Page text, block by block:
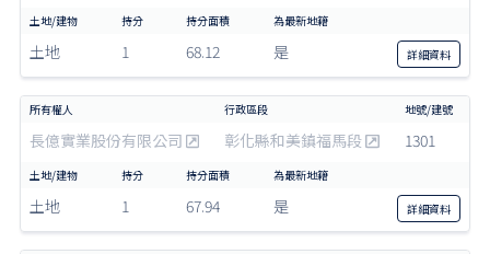
土地 1 68.12 是 詳細資料
長億實業股份有限公司 彰化縣和美鎮福馬段 1301
土地 1 67.94 是 詳細資料